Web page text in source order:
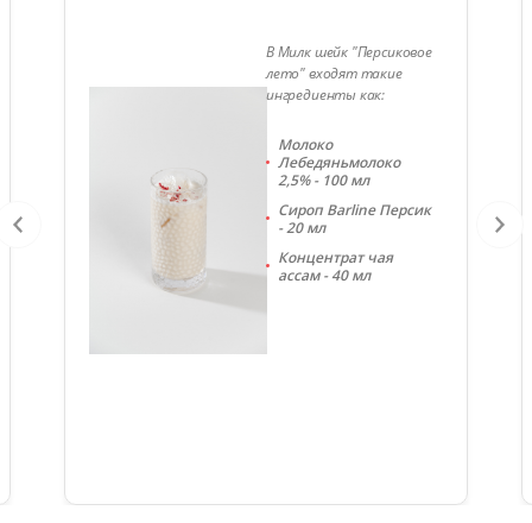
В Милк шейк "Персиковое
лето" входят такие
ингредиенты как:
Молоко
Лебедяньмолоко
2,5% - 100 мл
Сироп Barline Персик
- 20 мл
Концентрат чая
ассам - 40 мл